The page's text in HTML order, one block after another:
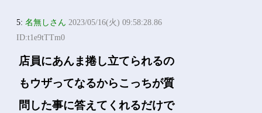
5:名無しさん 2023/05/16(火) 09:58:28.86
ID:t1e9tTTm0
店員にあんま捲し立てられるの
もウザってなるからこっちが質
問した事に答えてくれるだけで